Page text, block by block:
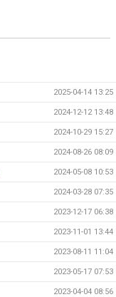
2025-04-14 13:25
2024-12-12 13:48
2024-10-29 15:27
2024-08-26 08:09
2024-05-08 10:53
2024-03-28 07:35
2023-12-17 06:38
2023-11-01 13:44
2023-08-11 11:04
2023-05-17 07:53
2023-04-04 08:56